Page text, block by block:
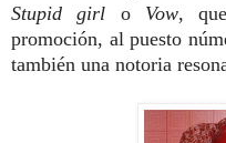
Stupid girl o Vow,
promoción, al puesto
también una notoria